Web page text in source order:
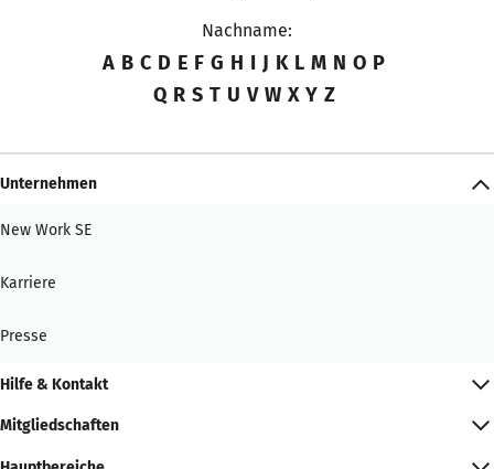
Nachname:
A B C D E F G H I J K L M N O P
Q R S T U V W X Y Z
Unternehmen
New Work SE
Karriere
Presse
Hilfe & Kontakt
Mitgliedschaften